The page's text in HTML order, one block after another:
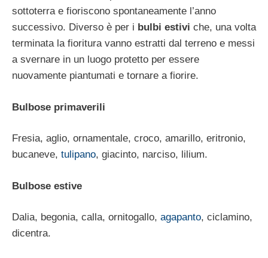
sottoterra e fioriscono spontaneamente l’anno
successivo. Diverso è per i bulbi estivi che, una volta
terminata la fioritura vanno estratti dal terreno e messi
a svernare in un luogo protetto per essere
nuovamente piantumati e tornare a fiorire.
Bulbose primaverili
Fresia, aglio, ornamentale, croco, amarillo, eritronio,
bucaneve, tulipano, giacinto, narciso, lilium.
Bulbose estive
Dalia, begonia, calla, ornitogallo, agapanto, ciclamino,
dicentra.